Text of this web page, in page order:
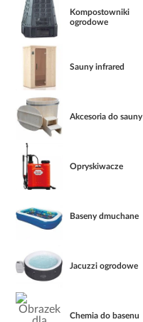
Kompostowniki
ogrodowe
Sauny infrared
Akcesoria do sauny
Opryskiwacze
Baseny dmuchane
Jacuzzi ogrodowe
Chemia do basenu